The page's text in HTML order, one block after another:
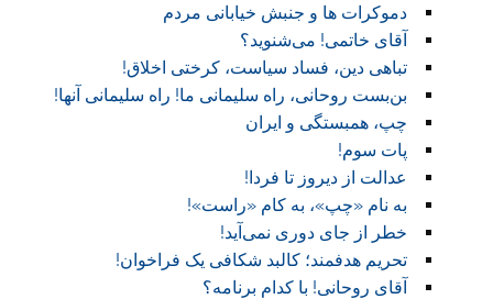
دموکرات ها و جنبش خیابانی مردم
آقای خاتمی! می‌شنوید؟
تباهی دین، فساد سیاست، کرختی اخلاق!
بن‌بست روحانی، راه سلیمانی ما! راه سلیمانی آنها!
چپ، همبستگی و ایران
پات سوم!
عدالت از دیروز تا فردا!
به نام «چپ»، به کام «راست»!
خطر از جای دوری نمی‌آید!
تحریم هدفمند؛ کالبد شکافی یک فراخوان!
آقای روحانی! با کدام برنامه؟